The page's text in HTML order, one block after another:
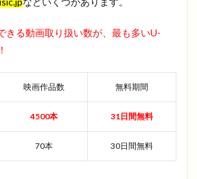
きる動画取り扱い数が、最も多いU-
映画作品数 無料期間
4500本 31日間無料
70本 30日間無料